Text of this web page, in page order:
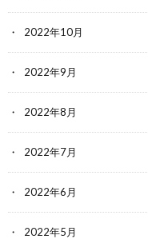
2022年10月
2022年9月
2022年8月
2022年7月
2022年6月
2022年5月